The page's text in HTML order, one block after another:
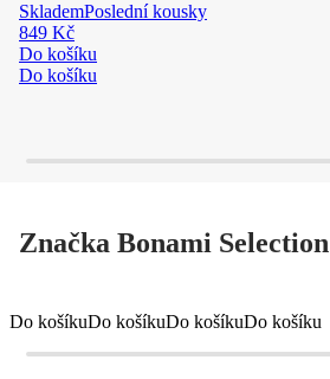
SklademPoslední kousky
849 Kč
Do košíku
Do košíku
Značka Bonami Selection
Do košíkuDo košíkuDo košíkuDo košíku